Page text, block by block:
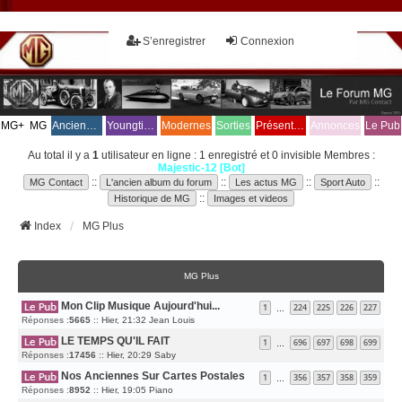
Connexion
S’enregistrer
MG+ MG Anciennes Youngtimers Modernes Sorties Présentez vous! Annonces Le Pub
Au total il y a 1utilisateur en ligne : 1 enregistré et 0 invisible Membres :
Majestic-12 [Bot]
MG Contact :: L'ancien album du forum :: Les actus MG :: Sport Auto ::
Historique de MG :: Images et videos
Index MG Plus
MG Plus
Mon Clip Musique Aujourd'hui... 1 224 225 226 227
Réponses :5665 :: Hier, 21:32 D
E
N
I
E
E
S
Jean Louis
LE TEMPS QU'IL FAIT 1 696 697 698 699
Réponses :17456 :: Hier, 20:29 D
E
N
I
E
Saby
Nos Anciennes Sur Cartes Postales 1 356 357 358 359
Réponses :8952 :: Hier, 19:05 D
E
Piano